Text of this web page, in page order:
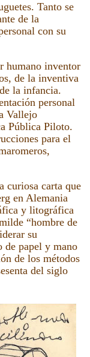
Tanto se
de la
con su
humano inventor
de la inventiva
la infancia.
personal
Vallejo
Pública Piloto.
para el
curiosa carta que
en Alemania
y litográfica
“hombre de
su
de papel y mano
de los métodos
del siglo